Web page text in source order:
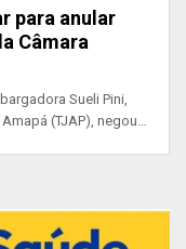
para anular
Câmara
Sueli Pini,
(TJAP), negou…